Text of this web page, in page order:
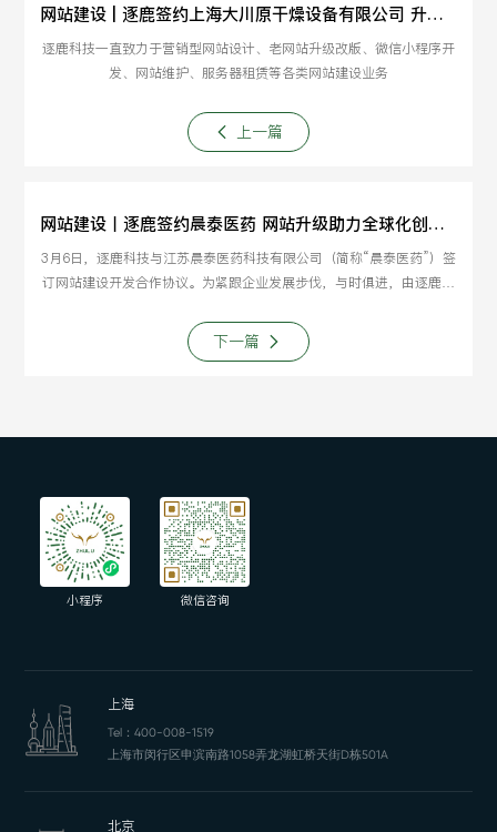
网站建设 | 逐鹿签约上海大川原干燥设备有限公司 升级互联网企业形象
逐鹿科技一直致力于营销型网站设计、老网站升级改版、微信小程序开
发、网站维护、服务器租赁等各类网站建设业务
上一篇
网站建设丨逐鹿签约晨泰医药 网站升级助力全球化创新药物临床开发
3月6日，逐鹿科技与江苏晨泰医药科技有限公司（简称“晨泰医药”）签
订网站建设开发合作协议。为紧跟企业发展步伐，与时俱进，由逐鹿负
下一篇
小程序 微信咨询
上海
Tel： 400-008-1519
上海市闵行区申滨南路1058弄龙湖虹桥天街D栋501A
北京